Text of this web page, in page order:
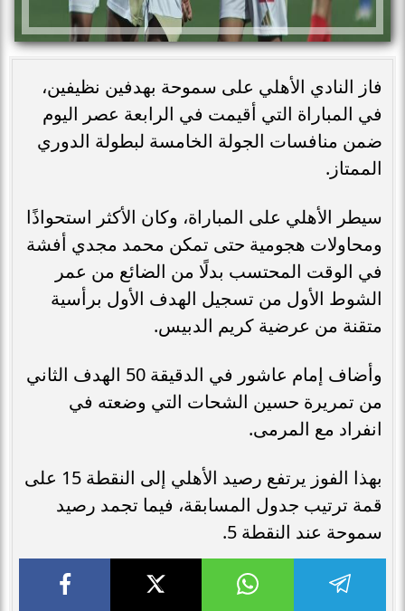
فاز النادي الأهلي على سموحة بهدفين نظيفين،
في المباراة التي أقيمت في الرابعة عصر اليوم
ضمن منافسات الجولة الخامسة لبطولة الدوري
الممتاز.
سيطر الأهلي على المباراة، وكان الأكثر استحواذًا
ومحاولات هجومية حتى تمكن محمد مجدي أفشة
في الوقت المحتسب بدلًا من الضائع من عمر
الشوط الأول من تسجيل الهدف الأول برأسية
متقنة من عرضية كريم الدبيس.
وأضاف إمام عاشور في الدقيقة 50 الهدف الثاني
من تمريرة حسين الشحات التي وضعته في
انفراد مع المرمى.
بهذا الفوز يرتفع رصيد الأهلي إلى النقطة 15 على
قمة ترتيب جدول المسابقة، فيما تجمد رصيد
سموحة عند النقطة 5.